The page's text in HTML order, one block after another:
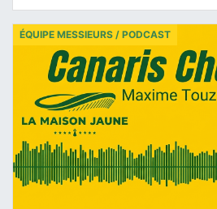
ÉQUIPE MESSIEURS / PODCAST